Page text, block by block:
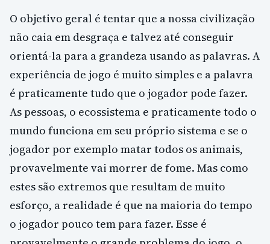
O objetivo geral é tentar que a nossa civilização
não caia em desgraça e talvez até conseguir
orientá-la para a grandeza usando as palavras. A
experiência de jogo é muito simples e a palavra
é praticamente tudo que o jogador pode fazer.
As pessoas, o ecossistema e praticamente todo o
mundo funciona em seu próprio sistema e se o
jogador por exemplo matar todos os animais,
provavelmente vai morrer de fome. Mas como
estes são extremos que resultam de muito
esforço, a realidade é que na maioria do tempo
o jogador pouco tem para fazer. Esse é